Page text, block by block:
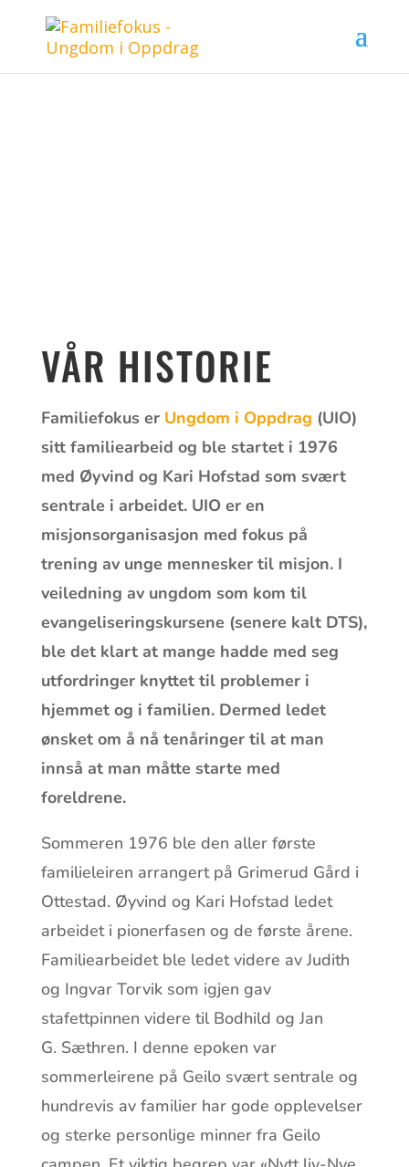
VÅR HISTORIE
Familiefokus er Ungdom i Oppdrag (UIO)
sitt familiearbeid og ble startet i 1976
med Øyvind og Kari Hofstad som svært
sentrale i arbeidet. UIO er en
misjonsorganisasjon med fokus på
trening av unge mennesker til misjon. I
veiledning av ungdom som kom til
evangeliseringskursene (senere kalt DTS),
ble det klart at mange hadde med seg
utfordringer knyttet til problemer i
hjemmet og i familien. Dermed ledet
ønsket om å nå tenåringer til at man
innså at man måtte starte med
foreldrene.
Sommeren 1976 ble den aller første
familieleiren arrangert på Grimerud Gård i
Ottestad. Øyvind og Kari Hofstad ledet
arbeidet i pionerfasen og de første årene.
Familiearbeidet ble ledet videre av Judith
og Ingvar Torvik som igjen gav
stafettpinnen videre til Bodhild og Jan
G. Sæthren. I denne epoken var
sommerleirene på Geilo svært sentrale og
hundrevis av familier har gode opplevelser
og sterke personlige minner fra Geilo